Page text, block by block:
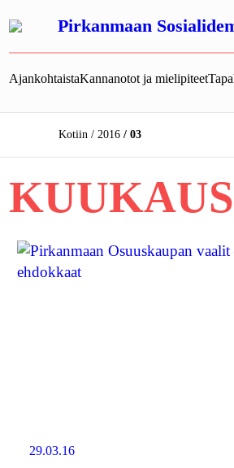
sisältöön
Pirkanmaan
AjankohtaistaKannanotot ja mielipiteet
Kotiin 2016 03
29.03.16